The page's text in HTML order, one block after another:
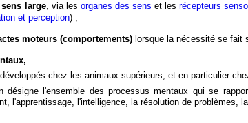
large, via les organes des sens et les récepteurs
et perception) ;
moteurs (comportements) lorsque la nécessité se fait
chez les animaux supérieurs, et en particulier
désigne l'ensemble des processus mentaux qui se
l'apprentissage, l'intelligence, la résolution de problèmes,